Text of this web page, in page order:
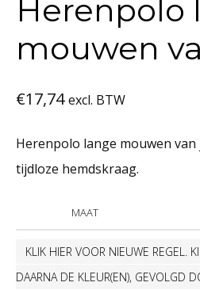
Herenpolo
mouwen
€17,74 excl. BTW
Herenpolo lange mouwen van
tijdloze hemdskraag.
MAAT
KLIK HIER VOOR NIEUWE REGEL.
DAARNA DE KLEUR(EN), GEVOLGD